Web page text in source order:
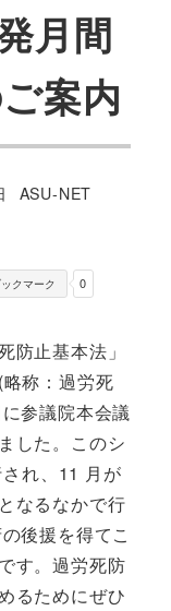
月間
案内
著
ASU-NET
0
ックマーク
防止基本法」
称：過労死
参議院本会議
した。このシ
れ、11 月が
なるなかで行
後援を得てこ
す。過労死防
るためにぜひ